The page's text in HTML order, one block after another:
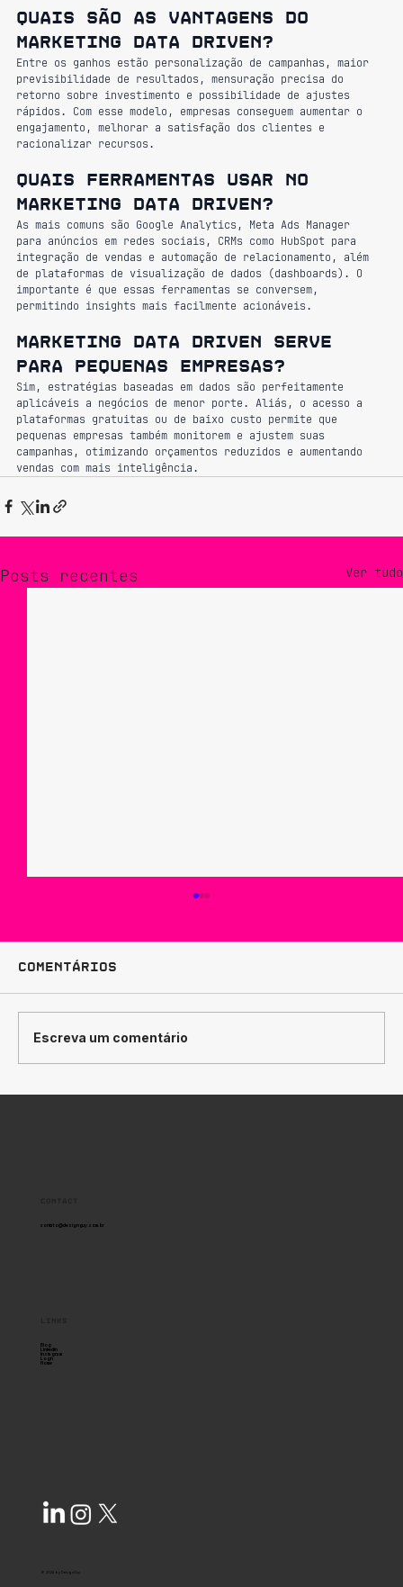
Quais são as vantagens do
Marketing Data Driven?
Entre os ganhos estão personalização de campanhas, maior
previsibilidade de resultados, mensuração precisa do
retorno sobre investimento e possibilidade de ajustes
rápidos. Com esse modelo, empresas conseguem aumentar o
engajamento, melhorar a satisfação dos clientes e
racionalizar recursos.
Quais ferramentas usar no
Marketing Data Driven?
As mais comuns são Google Analytics, Meta Ads Manager
para anúncios em redes sociais, CRMs como HubSpot para
integração de vendas e automação de relacionamento, além
de plataformas de visualização de dados (dashboards). O
importante é que essas ferramentas se conversem,
permitindo insights mais facilmente acionáveis.
Marketing Data Driven serve
para pequenas empresas?
Sim, estratégias baseadas em dados são perfeitamente
aplicáveis a negócios de menor porte. Aliás, o acesso a
plataformas gratuitas ou de baixo custo permite que
pequenas empresas também monitorem e ajustem suas
campanhas, otimizando orçamentos reduzidos e aumentando
vendas com mais inteligência.
Posts recentes Ver tudo
Comentários
Escreva um comentário
contato@designguy.com.br
Blog
Linkedin
Instagram
Login
Home
© 2024 by DesignGuy